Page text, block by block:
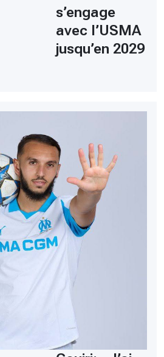
s’engage
avec l’USMA
jusqu’en 2029